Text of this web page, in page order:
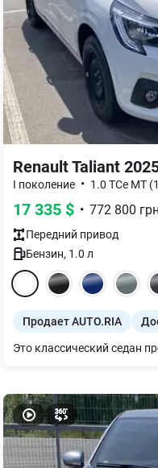
Renault Taliant
I поколение • 1.0 TCe MT
17 335 $ • 772 800 грн
Передний привод
Бензин, 1.0 л
Продает AUTO.RIA